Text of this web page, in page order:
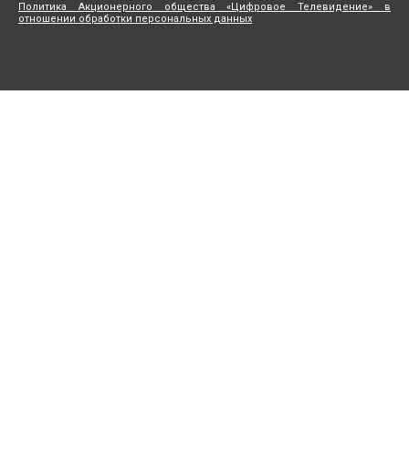
Политика Акционерного общества «Цифровое Телевидение» в
отношении обработки персональных данных